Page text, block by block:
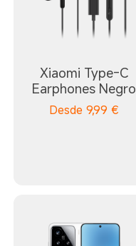
Xiaomi Type-C
Earphones Negro
Desde 9,99 €